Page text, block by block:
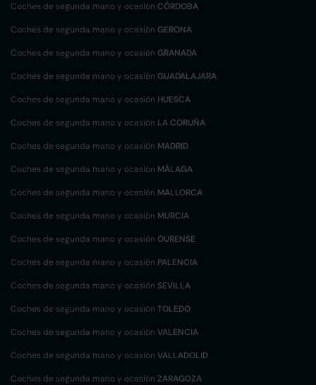
Coches de segunda mano y ocasión CÓRDOBA
Coches de segunda mano y ocasión GERONA
Coches de segunda mano y ocasión GRANADA
Coches de segunda mano y ocasión GUADALAJARA
Coches de segunda mano y ocasión HUESCA
Coches de segunda mano y ocasión LA CORUÑA
Coches de segunda mano y ocasión MADRID
Coches de segunda mano y ocasión MÁLAGA
Coches de segunda mano y ocasión MALLORCA
Coches de segunda mano y ocasión MURCIA
Coches de segunda mano y ocasión OURENSE
Coches de segunda mano y ocasión PALENCIA
Coches de segunda mano y ocasión SEVILLA
Coches de segunda mano y ocasión TOLEDO
Coches de segunda mano y ocasión VALENCIA
Coches de segunda mano y ocasión VALLADOLID
Coches de segunda mano y ocasión ZARAGOZA